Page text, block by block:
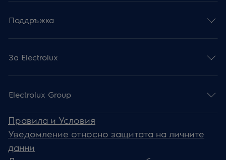
Поддръжка
За Electrolux
Electrolux Group
Правила и Условия
Уведомление относно защитата на личните
данни